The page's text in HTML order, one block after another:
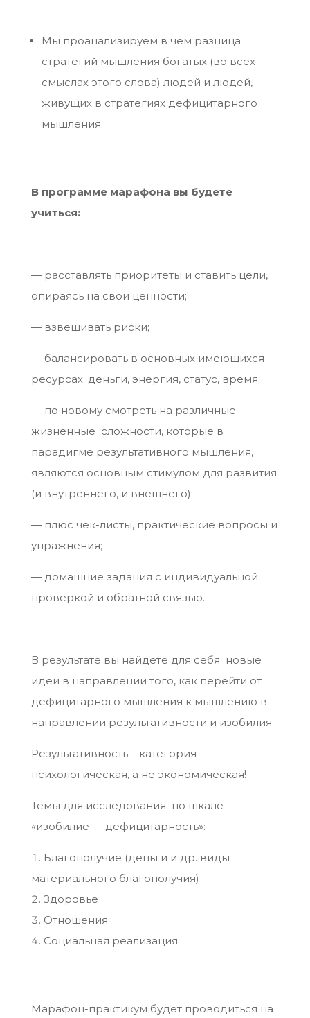
Мы проанализируем в чем разница
стратегий мышления богатых (во всех
смыслах этого слова) людей и людей,
живущих в стратегиях дефицитарного
мышления.
В программе марафона вы будете
учиться:
— расставлять приоритеты и ставить цели,
опираясь на свои ценности;
— взвешивать риски;
— балансировать в основных имеющихся
ресурсах: деньги, энергия, статус, время;
— по новому смотреть на различные
жизненные сложности, которые в
парадигме результативного мышления,
являются основным стимулом для развития
(и внутреннего, и внешнего);
— плюс чек-листы, практические вопросы и
упражнения;
— домашние задания с индивидуальной
проверкой и обратной связью.
В результате вы найдете для себя новые
идеи в направлении того, как перейти от
дефицитарного мышления к мышлению в
направлении результативности и изобилия.
Результативность – категория
психологическая, а не экономическая!
Темы для исследования по шкале
«изобилие — дефицитарность»:
Благополучие (деньги и др. виды
материального благополучия)
Здоровье
Отношения
Социальная реализация
Марафон-практикум будет проводиться на